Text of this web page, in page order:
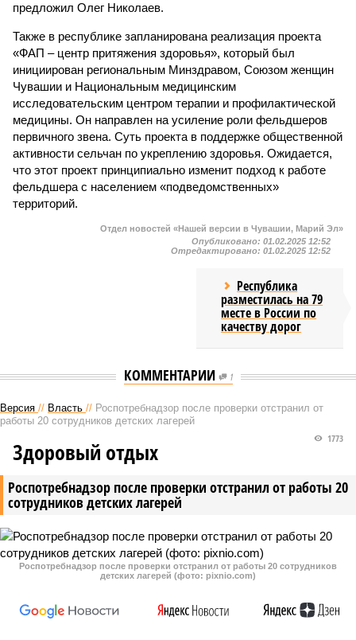
предложил Олег Николаев.
Также в республике запланирована реализация проекта
«ФАП – центр притяжения здоровья», который был
инициирован региональным Минздравом, Союзом женщин
Чувашии и Национальным медицинским
исследовательским центром терапии и профилактической
медицины. Он направлен на усиление роли фельдшеров
первичного звена. Суть проекта в поддержке общественной
активности сельчан по укреплению здоровья. Ожидается,
что этот проект принципиально изменит подход к работе
фельдшера с населением «подведомственных»
территорий.
Отдел новостей «Нашей версии в Чувашии, Марий Эл»
Опубликовано: 01.02.2025 12:52
Отредактировано: 01.02.2025 12:52
Республика
разместилась на 79
месте в России по
качеству дорог
КОММЕНТАРИИ 1
Версия // Власть // Роспотребнадзор после проверки отстранил от
работы 20 сотрудников детских лагерей
Роспотребнадзор после проверки отстранил от работы 20
сотрудников детских лагерей
1773
Здоровый отдых
Роспотребнадзор после проверки отстранил от работы 20 сотрудников
детских лагерей (фото: pixnio.com)